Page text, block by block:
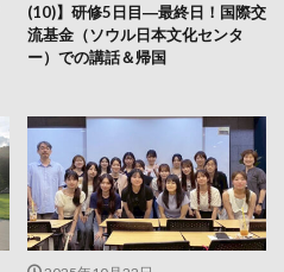
(10)】研修5日目―最終日！国際交
流基金（ソウル日本文化センタ
ー）での講話＆帰国